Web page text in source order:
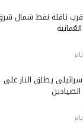
قرب ناقلة نفط شمال
يطلق النار على